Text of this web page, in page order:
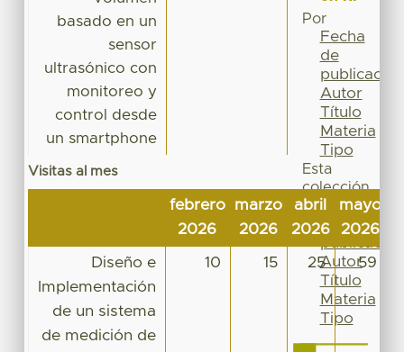
basado en un
sensor
ultrasónico con
monitoreo y
control desde
un smartphone
Visitas al mes
febrero
2026
marzo
2026
abril
2026
mayo
2026
Diseño e
Implementación
de un sistema
de medición de
10 15 25 59
Por
Fecha
de
publicación
Autor
Título
Materia
Tipo
Esta
colección
Fecha
de
publicación
Autor
Título
Materia
Tipo